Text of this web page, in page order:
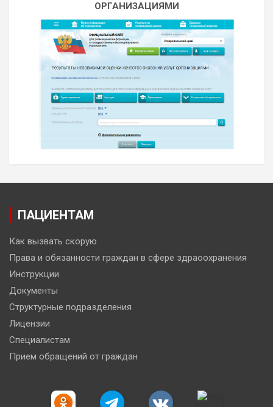
ОРГАНИЗАЦИЯМИ
ПАЦИЕНТАМ
Как вызвать скорую
Права и обязанности граждан в сфере здраоохранения
Инструкции
Документы
Структурные подразделения
Лицензии
Специалистам
Прием обращений от граждан